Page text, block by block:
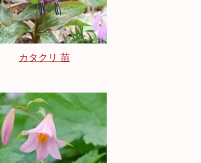
カタクリ 苗